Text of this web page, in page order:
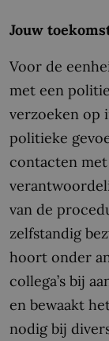
Jouw
Voor de
met een
verzoeken op
politieke
contacten
van de
zelfstandig
hoort onder
collega’s bij
en bewaakt
nodig bij